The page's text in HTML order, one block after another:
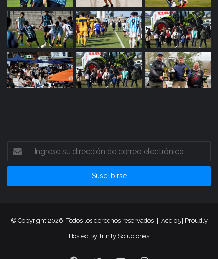
Ingrese
su
dirección
correo
© Copyright 2026, Todos los derechos reservados | Accio5| Proudly
Hosted byTrinity Soluciones